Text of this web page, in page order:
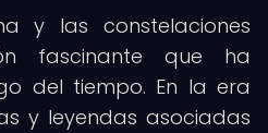
y las constelaciones
fascinante que ha
del tiempo. En la era
y leyendas asociadas